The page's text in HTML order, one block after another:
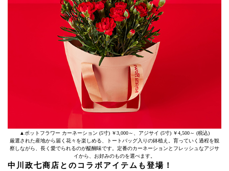
▲ポットフラワー カーネーション (5寸) ￥3,000～、アジサイ (5寸) ￥4,500～ (税込)
厳選された産地から届く花々を楽しめる、トートバッグ入りの鉢植え。育っていく過程を観
察しながら、長く愛でられるのが醍醐味です。定番のカーネーションとフレッシュなアジサ
イから、お好みのものを選べます。
中川政七商店とのコラボアイテムも登場！